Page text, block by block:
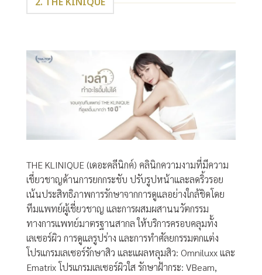
THE KLINIQUE (เดอะคลีนิกค์) คลินิกความงามที่มีความ
เชี่ยวชาญด้านการยกกระชับ ปรับรูปหน้าและลดริ้วรอย
เน้นประสิทธิภาพการรักษาจากการดูแลอย่างใกล้ชิดโดย
ทีมแพทย์ผู้เชี่ยวชาญ และการผสมผสานนวัตกรรม
ทางการแพทย์มาตรฐานสากล ให้บริการครอบคลุมทั้ง
เลเซอร์ผิว การดูแลรูปร่าง และการทำศัลยกรรมตกแต่ง
โปรแกรมเลเซอร์รักษาสิว และแผลหลุมสิว: Omniluxx และ
Ematrix โปรแกรมเลเซอร์ผิวใส รักษาฝ้ากระ: VBeam,